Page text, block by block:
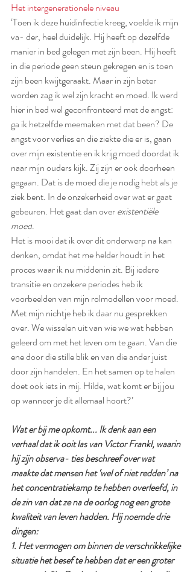
Het intergenerationele niveau
‘Toen ik deze huidinfectie kreeg, voelde ik mijn
va- der, heel duidelijk. Hij heeft op dezelfde
manier in bed gelegen met zijn been. Hij heeft
in die periode geen steun gekregen en is toen
zijn been kwijtgeraakt. Maar in zijn beter
worden zag ik wel zijn kracht en moed. Ik werd
hier in bed wel geconfronteerd met de angst:
ga ik hetzelfde meemaken met dat been? De
angst voor verlies en die ziekte die er is, gaan
over mijn existentie en ik krijg moed doordat ik
naar mijn ouders kijk. Zij zijn er ook doorheen
gegaan. Dat is de moed die je nodig hebt als je
ziek bent. In de onzekerheid over wat er gaat
gebeuren. Het gaat dan over existentiële
moed.
Het is mooi dat ik over dit onderwerp na kan
denken, omdat het me helder houdt in het
proces waar ik nu middenin zit. Bij iedere
transitie en onzekere periodes heb ik
voorbeelden van mijn rolmodellen voor moed.
Met mijn nichtje heb ik daar nu gesprekken
over. We wisselen uit van wie we wat hebben
geleerd om met het leven om te gaan. Van die
ene door die stille blik en van die ander juist
door zijn handelen. En het samen op te halen
doet ook iets in mij. Hilde, wat komt er bij jou
op wanneer je dit allemaal hoort?’
Wat er bij me opkomt... Ik denk aan een
verhaal dat ik ooit las van Victor Frankl, waarin
hij zijn observa- ties beschreef over wat
maakte dat mensen het ‘wel of niet redden’ na
het concentratiekamp te hebben overleefd, in
de zin van dat ze na de oorlog nog een grote
kwaliteit van leven hadden. Hij noemde drie
dingen:
1. Het vermogen om binnen de verschrikkelijke
situatie het besef te hebben dat er een groter